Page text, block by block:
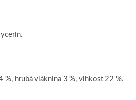
%, hrubá vláknina 3 %, vlhkost 22 %.